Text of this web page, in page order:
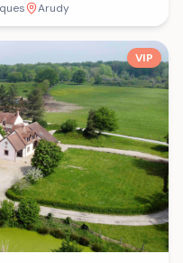
Arudy
VIP